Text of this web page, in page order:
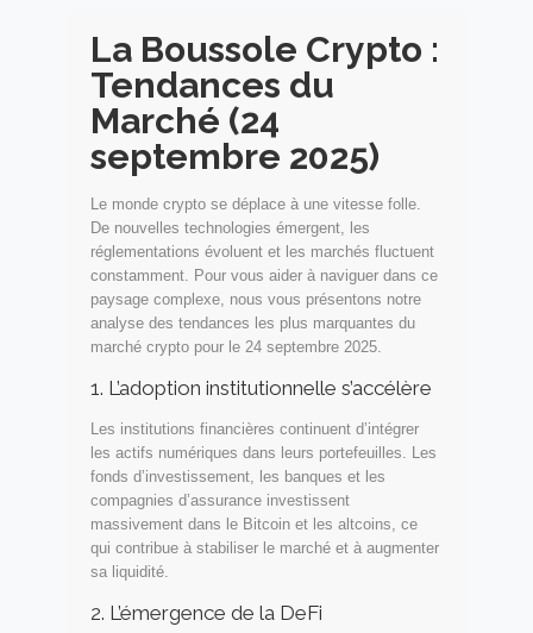
La Boussole Crypto :
Tendances du
Marché (24
septembre 2025)
Le monde crypto se déplace à une vitesse folle.
De nouvelles technologies émergent, les
réglementations évoluent et les marchés fluctuent
constamment. Pour vous aider à naviguer dans ce
paysage complexe, nous vous présentons notre
analyse des tendances les plus marquantes du
marché crypto pour le 24 septembre 2025.
1. L’adoption institutionnelle s’accélère
Les institutions financières continuent d’intégrer
les actifs numériques dans leurs portefeuilles. Les
fonds d’investissement, les banques et les
compagnies d’assurance investissent
massivement dans le Bitcoin et les altcoins, ce
qui contribue à stabiliser le marché et à augmenter
sa liquidité.
2. L’émergence de la DeFi